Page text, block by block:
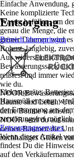
Einfache Anwendung,
Keine komplizierte
Wasser befüllen, um
genau die Menge, die
grüner Daumen wird
Robust, langlebig,
Aus
Bewässerungssack
reißfest und immer
wie du.
NOOR
Bäume sind Leben.
deine Bäume
NOOR setzt du auf
deinen Bäumen die
nachhaltiges Gießen
Entsorgung
Bereich überspringen
Elektrogeräte,
Hausmüll entsorgt
der Entsorgung aus
zerstörungsfrei
Entsorgungsservices.
Wenn dieser Artikel
findest Du die
auf den